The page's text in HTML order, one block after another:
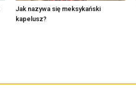
Jak nazywa się meksykański
kapelusz?